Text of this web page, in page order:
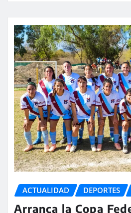
ACTUALIDAD DEPORTES
Arranca la Copa